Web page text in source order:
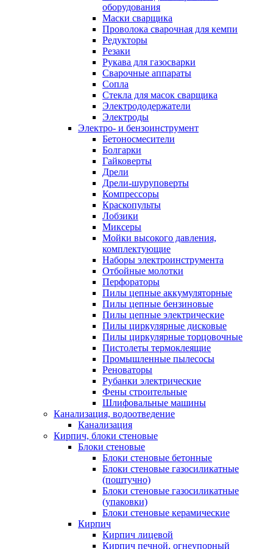
оборудования
Маски сварщика
Проволока сварочная для кемпи
Редукторы
Резаки
Рукава для газосварки
Сварочные аппараты
Сопла
Стекла для масок сварщика
Электрододержатели
Электроды
Электро- и бензоинструмент
Бетоносмесители
Болгарки
Гайковерты
Дрели
Дрели-шуруповерты
Компрессоры
Краскопульты
Лобзики
Миксеры
Мойки высокого давления,
комплектующие
Наборы электроинструмента
Отбойные молотки
Перфораторы
Пилы цепные аккумуляторные
Пилы цепные бензиновые
Пилы цепные электрические
Пилы циркулярные дисковые
Пилы циркулярные торцовочные
Пистолеты термоклеящие
Промышленные пылесосы
Реноваторы
Рубанки электрические
Фены строительные
Шлифовальные машины
Канализация, водоотведение
Канализация
Кирпич, блоки стеновые
Блоки стеновые
Блоки стеновые бетонные
Блоки стеновые газосиликатные
(поштучно)
Блоки стеновые газосиликатные
(упаковки)
Блоки стеновые керамические
Кирпич
Кирпич лицевой
Кирпич печной, огнеупорный